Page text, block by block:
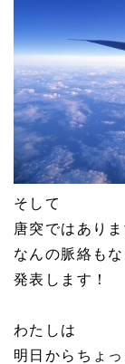
そして
唐突ではありま
なんの脈絡もな
発表します！
わたしは
明日からちょ